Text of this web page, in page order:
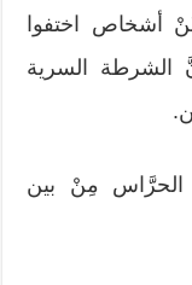
أشخاص اختفوا
الشرطة السرية
الحرَّاس مِنْ بين